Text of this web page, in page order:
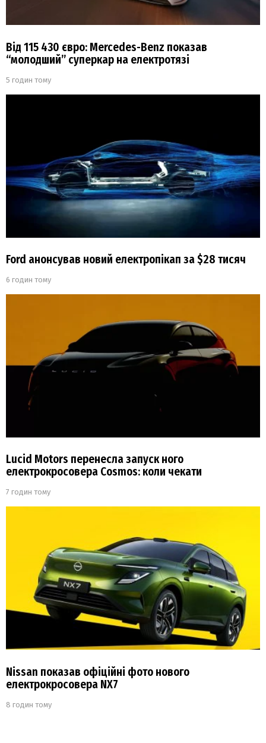
Від 115 430 євро: Mercedes-Benz показав
“молодший” суперкар на електротязі
5 годин тому
Ford анонсував новий електропікап за $28 тисяч
6 годин тому
Lucid Motors перенесла запуск ного
електрокросовера Cosmos: коли чекати
7 годин тому
Nissan показав офіційні фото нового
електрокросовера NX7
8 годин тому